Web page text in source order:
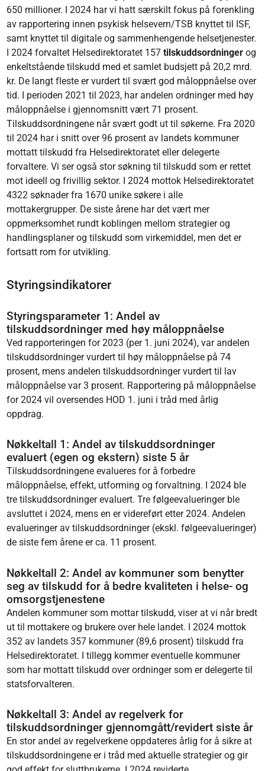
650 millioner. I 2024 har vi hatt særskilt fokus på forenkling
av rapportering innen psykisk helsevern/TSB knyttet til ISF,
samt knyttet til digitale og sammenhengende helsetjenester.
I 2024 forvaltet Helsedirektoratet 157tilskuddsordningerog
enkeltstående tilskudd med et samlet budsjett på 20,2 mrd.
kr. De langt fleste er vurdert til svært god måloppnåelse over
tid. I perioden 2021 til 2023, har andelen ordninger med høy
måloppnåelse i gjennomsnitt vært 71 prosent.
Tilskuddsordningene når svært godt ut til søkerne. Fra 2020
til 2024 har i snitt over 96 prosent av landets kommuner
mottatt tilskudd fra Helsedirektoratet eller delegerte
forvaltere. Vi ser også stor søkning til tilskudd som er rettet
mot ideell og frivillig sektor. I 2024 mottok Helsedirektoratet
4322 søknader fra 1670 unike søkere i alle
mottakergrupper. De siste årene har det vært mer
oppmerksomhet rundt koblingen mellom strategier og
handlingsplaner og tilskudd som virkemiddel, men det er
fortsatt rom for utvikling.
Styringsindikatorer
Styringsparameter 1: Andel av
tilskuddsordninger med høy måloppnåelse
Ved rapporteringen for 2023 (per 1. juni 2024), var andelen
tilskuddsordninger vurdert til høy måloppnåelse på 74
prosent, mens andelen tilskuddsordninger vurdert til lav
måloppnåelse var 3 prosent. Rapportering på måloppnåelse
for 2024 vil oversendes HOD 1. juni i tråd med årlig
oppdrag.
Nøkkeltall 1: Andel av tilskuddsordninger
evaluert (egen og ekstern) siste 5 år
Tilskuddsordningene evalueres for å forbedre
måloppnåelse, effekt, utforming og forvaltning. I 2024 ble
tre tilskuddsordninger evaluert. Tre følgeevalueringer ble
avsluttet i 2024, mens en er videreført etter 2024. Andelen
evalueringer av tilskuddsordninger (ekskl. følgeevalueringer)
de siste fem årene er ca. 11 prosent.
Nøkkeltall 2: Andel av kommuner som benytter
seg av tilskudd for å bedre kvaliteten i helse- og
omsorgstjenestene
Andelen kommuner som mottar tilskudd, viser at vi når bredt
ut til mottakere og brukere over hele landet. I 2024 mottok
352 av landets 357 kommuner (89,6 prosent) tilskudd fra
Helsedirektoratet. I tillegg kommer eventuelle kommuner
som har mottatt tilskudd over ordninger som er delegerte til
statsforvalteren.
Nøkkeltall 3: Andel av regelverk for
tilskuddsordninger gjennomgått/revidert siste år
En stor andel av regelverkene oppdateres årlig for å sikre at
tilskuddsordningene er i tråd med aktuelle strategier og gir